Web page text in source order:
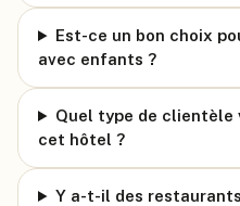
Est-ce un bon choix
avec enfants ?
Quel type de
cet hôtel ?
Y a-t-il des